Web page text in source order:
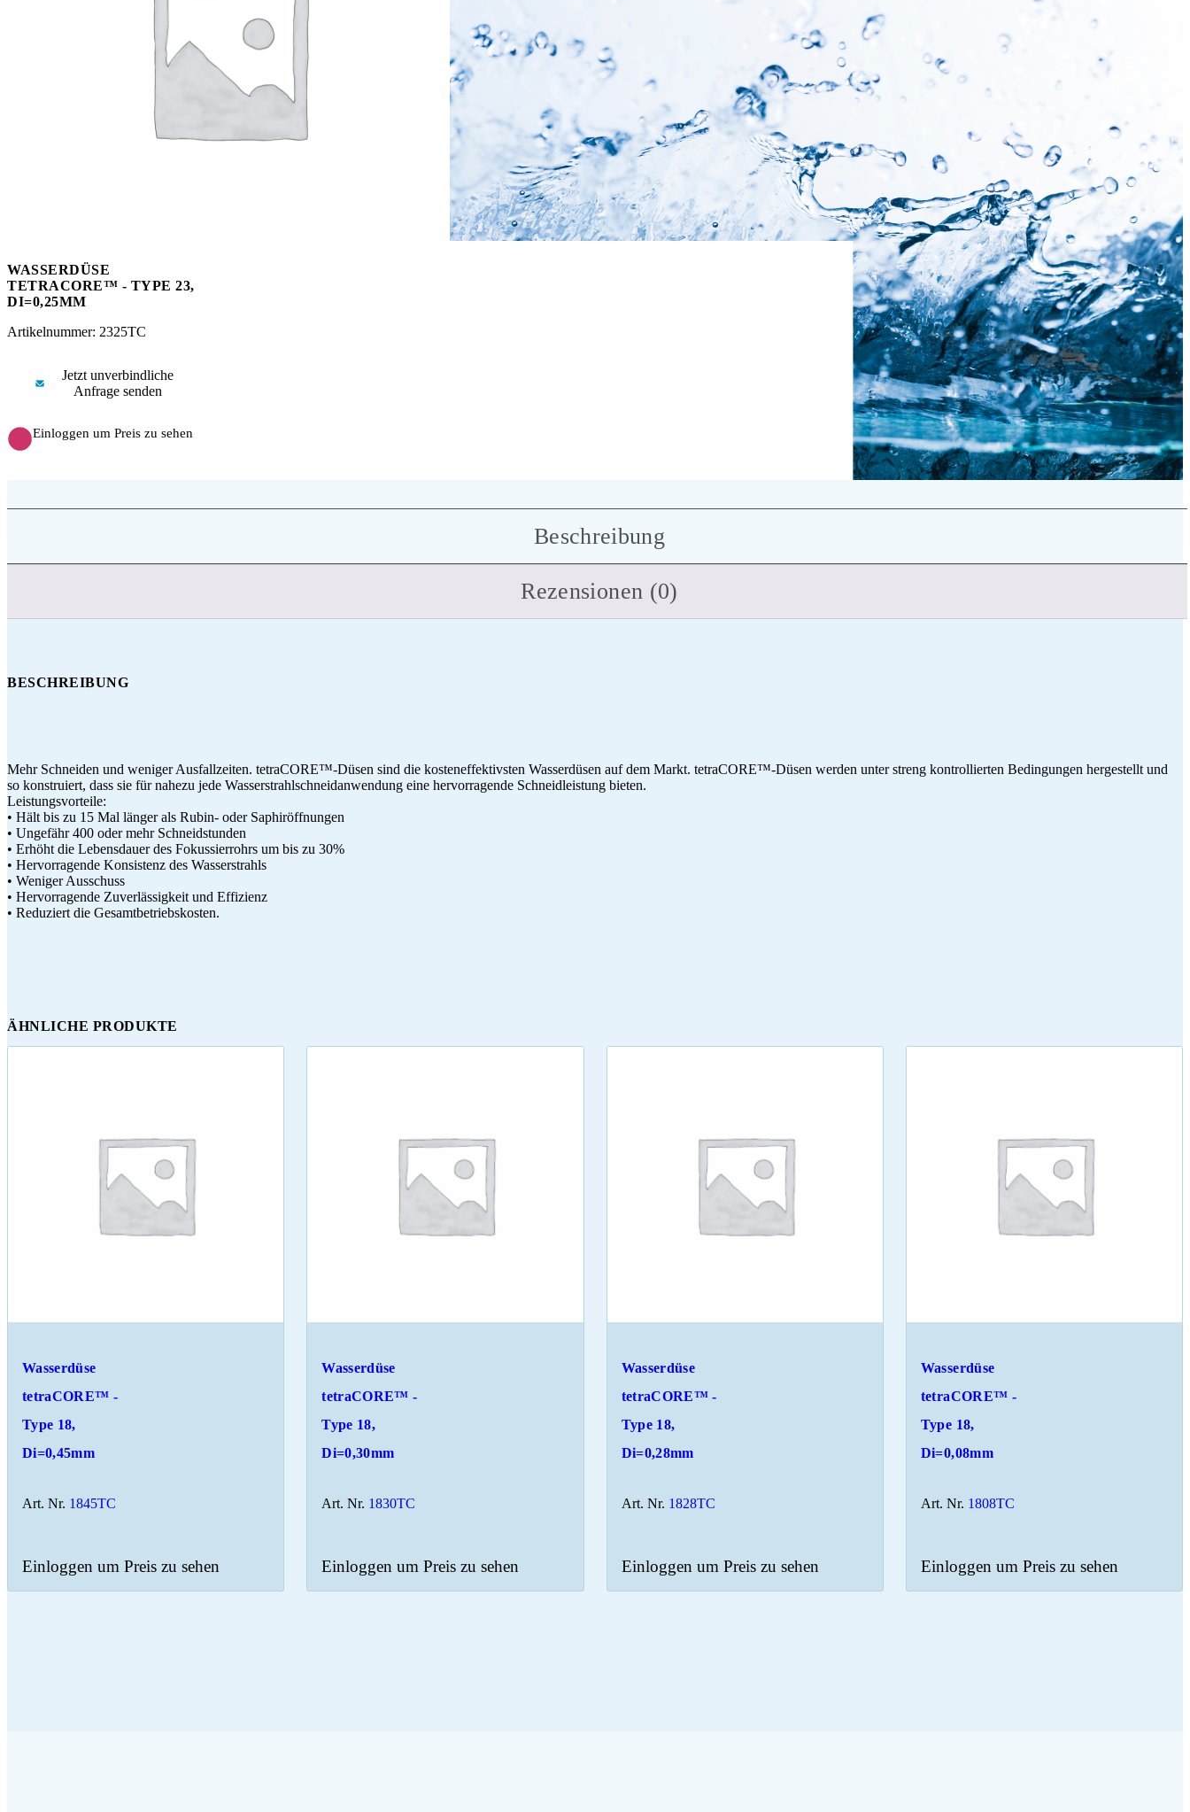
WASSERDÜSE
TETRACORE™ - TYPE 23,
DI=0,25MM
Artikelnummer: 2325TC
Jetzt unverbindliche
Anfrage senden
Einloggen um Preis zu sehen
Beschreibung
Rezensionen (0)
BESCHREIBUNG
Mehr Schneiden und weniger Ausfallzeiten. tetraCORE™-Düsen sind die kosteneffektivsten Wasserdüsen auf dem Markt. tetraCORE™-Düsen werden unter streng kontrollierten Bedingungen hergestellt und
so konstruiert, dass sie für nahezu jede Wasserstrahlschneidanwendung eine hervorragende Schneidleistung bieten.
Leistungsvorteile:
• Hält bis zu 15 Mal länger als Rubin- oder Saphiröffnungen
• Ungefähr 400 oder mehr Schneidstunden
• Erhöht die Lebensdauer des Fokussierrohrs um bis zu 30%
• Hervorragende Konsistenz des Wasserstrahls
• Weniger Ausschuss
• Hervorragende Zuverlässigkeit und Effizienz
• Reduziert die Gesamtbetriebskosten.
ÄHNLICHE PRODUKTE
Wasserdüse
tetraCORE™ -
Type 18,
Di=0,45mm
Art. Nr. 1845TC
Einloggen um Preis zu sehen
Wasserdüse
tetraCORE™ -
Type 18,
Di=0,30mm
Art. Nr. 1830TC
Einloggen um Preis zu sehen
Wasserdüse
tetraCORE™ -
Type 18,
Di=0,28mm
Art. Nr. 1828TC
Einloggen um Preis zu sehen
Wasserdüse
tetraCORE™ -
Type 18,
Di=0,08mm
Art. Nr. 1808TC
Einloggen um Preis zu sehen